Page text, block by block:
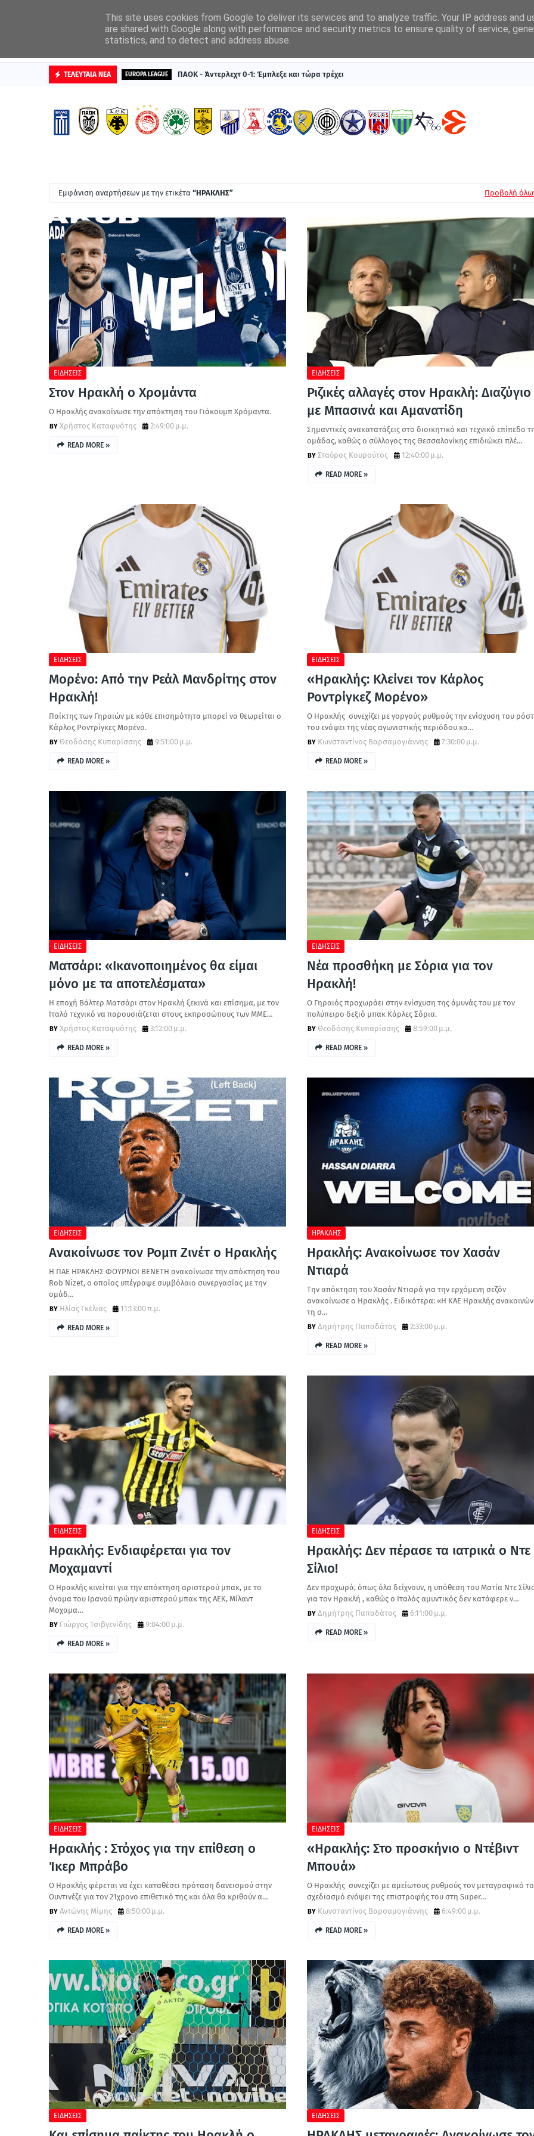
ΒΑΘΜΟΛΟΓΙΕΣ ΠΡΩΤΟΣΕΛΙΔΑ
ΤΕΛΕΥΤΑΙΑ ΝΕΑ EUROPA LEAGUE ΠΑΟΚ - Άντερλεχτ 0-1: Έμπλεξε και τώρα τρέχει
Εμφάνιση αναρτήσεων με την ετικέτα ΗΡΑΚΛΗΣ Προβολή
ΕΙΔΗΣΕΙΣ
Στον Ηρακλή ο Χρομάντα
Ο Ηρακλής ανακοίνωσε την απόκτηση του Γιάκουμπ Χρόμαντα.
Χρήστος Καταφυότης
2:49:00 μ.μ.
READ MORE »
ΕΙΔΗΣΕΙΣ
Ριζικές αλλαγές στον Ηρακλή: Διαζύγιο
με Μπασινά και Αμανατίδη
Σημαντικές ανακατατάξεις στο διοικητικό και τεχνικό επίπεδο
ομάδας, καθώς ο σύλλογος της Θεσσαλονίκης επιδιώκει πλέ…
Σταύρος Κουρούτος
12:40:00 μ.μ.
READ MORE »
ΕΙΔΗΣΕΙΣ
Μορένο: Από την Ρεάλ Μανδρίτης στον
Ηρακλή!
Παίκτης των Γηραιών με κάθε επισημότητα μπορεί να θεωρείται ο
Κάρλος Ροντρίγκες Μορένο.
Θεοδόσης Κυπαρίσσης
9:51:00 μ.μ.
READ MORE »
ΕΙΔΗΣΕΙΣ
«Ηρακλής: Κλείνει τον Κάρλος
Ροντρίγκεζ Μορένο»
Ο Ηρακλής συνεχίζει με γοργούς ρυθμούς την ενίσχυση του
του ενόψει της νέας αγωνιστικής περιόδου κα…
Κωνσταντίνος Βαρσαμογιάννης
7:30:00 μ.μ.
READ MORE »
ΕΙΔΗΣΕΙΣ
Ματσάρι: «Ικανοποιημένος θα είμαι
μόνο με τα αποτελέσματα»
Η εποχή Βάλτερ Ματσάρι στον Ηρακλή ξεκινά και επίσημα, με τον
Ιταλό τεχνικό να παρουσιάζεται στους εκπροσώπους των ΜΜΕ…
Χρήστος Καταφυότης
3:12:00 μ.μ.
READ MORE »
ΕΙΔΗΣΕΙΣ
Νέα προσθήκη με Σόρια για τον
Ηρακλή!
Ο Γηραιός προχωράει στην ενίσχυση της άμυνάς του με τον
πολύπειρο δεξιό μπακ Κάρλες Σόρια.
Θεοδόσης Κυπαρίσσης
8:59:00 μ.μ.
READ MORE »
ΕΙΔΗΣΕΙΣ
Ανακοίνωσε τον Ρομπ Ζινέτ ο Ηρακλής
Η ΠΑΕ ΗΡΑΚΛΗΣ ΦΟΥΡΝΟΙ ΒΕΝΕΤΗ ανακοίνωσε την απόκτηση του
Rob Nizet, ο οποίος υπέγραψε συμβόλαιο συνεργασίας με την
ομάδ…
Ηλίας Γκέλιας
11:13:00 π.μ.
READ MORE »
ΗΡΑΚΛΗΣ
Ηρακλής: Ανακοίνωσε τον Χασάν
Ντιαρά
Την απόκτηση του Χασάν Ντιαρά για την ερχόμενη σεζόν
ανακοίνωσε ο Ηρακλής . Ειδικότερα: «Η ΚΑΕ Ηρακλής
τη σ…
Δημήτρης Παπαδάτος
2:33:00 μ.μ.
READ MORE »
ΕΙΔΗΣΕΙΣ
Ηρακλής: Ενδιαφέρεται για τον
Μοχαμαντί
Ο Ηρακλής κινείται για την απόκτηση αριστερού μπακ, με το
όνομα του Ιρανού πρώην αριστερού μπακ της ΑΕΚ, Μίλαντ
Μοχαμα…
Γιώργος Τσιβγενίδης
9:04:00 μ.μ.
READ MORE »
ΕΙΔΗΣΕΙΣ
Ηρακλής: Δεν πέρασε τα ιατρικά ο Ντε
Σίλιο!
Δεν προχωρά, όπως όλα δείχνουν, η υπόθεση του Ματία Ντε
για τον Ηρακλή , καθώς ο Ιταλός αμυντικός δεν κατάφερε ν…
Δημήτρης Παπαδάτος
6:11:00 μ.μ.
READ MORE »
ΕΙΔΗΣΕΙΣ
Ηρακλής : Στόχος για την επίθεση ο
Ίκερ Μπράβο
Ο Ηρακλής φέρεται να έχει καταθέσει πρόταση δανεισμού στην
Ουντινέζε για τον 21χρονο επιθετικό της και όλα θα κριθούν α…
Αντώνης Μίμης
8:50:00 μ.μ.
READ MORE »
ΕΙΔΗΣΕΙΣ
«Ηρακλής: Στο προσκήνιο ο Ντέβιντ
Μπουά»
Ο Ηρακλής συνεχίζει με αμείωτους ρυθμούς τον μεταγραφικό
σχεδιασμό ενόψει της επιστροφής του στη Super…
Κωνσταντίνος Βαρσαμογιάννης
6:49:00 μ.μ.
READ MORE »
ΕΙΔΗΣΕΙΣ ΕΙΔΗΣΕΙΣ
This site uses cookies from Google to deliver its services and to analyze traffic. Your IP address and
are shared with Google along with performance and security metrics to ensure quality of service,
statistics, and to detect and address abuse.